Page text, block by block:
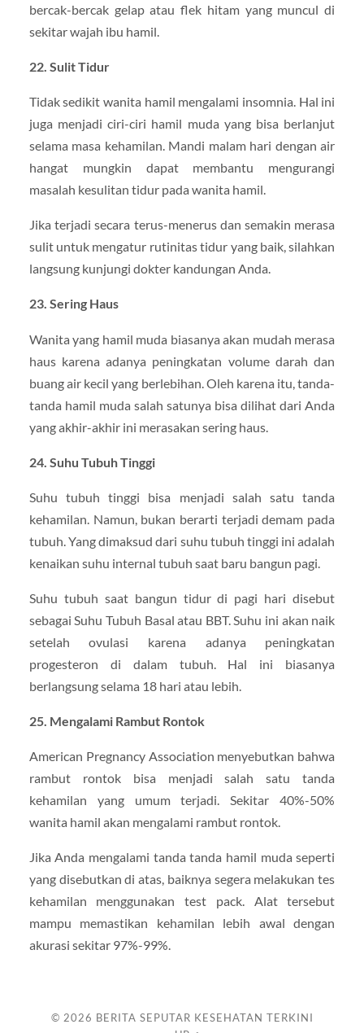
bercak-bercak gelap atau flek hitam yang muncul di
sekitar wajah ibu hamil.
22. Sulit Tidur
Tidak sedikit wanita hamil mengalami insomnia. Hal ini
juga menjadi ciri-ciri hamil muda yang bisa berlanjut
selama masa kehamilan. Mandi malam hari dengan air
hangat mungkin dapat membantu mengurangi
masalah kesulitan tidur pada wanita hamil.
Jika terjadi secara terus-menerus dan semakin merasa
sulit untuk mengatur rutinitas tidur yang baik, silahkan
langsung kunjungi dokter kandungan Anda.
23. Sering Haus
Wanita yang hamil muda biasanya akan mudah merasa
haus karena adanya peningkatan volume darah dan
buang air kecil yang berlebihan. Oleh karena itu, tanda-
tanda hamil muda salah satunya bisa dilihat dari Anda
yang akhir-akhir ini merasakan sering haus.
24. Suhu Tubuh Tinggi
Suhu tubuh tinggi bisa menjadi salah satu tanda
kehamilan. Namun, bukan berarti terjadi demam pada
tubuh. Yang dimaksud dari suhu tubuh tinggi ini adalah
kenaikan suhu internal tubuh saat baru bangun pagi.
Suhu tubuh saat bangun tidur di pagi hari disebut
sebagai Suhu Tubuh Basal atau BBT. Suhu ini akan naik
setelah ovulasi karena adanya peningkatan
progesteron di dalam tubuh. Hal ini biasanya
berlangsung selama 18 hari atau lebih.
25. Mengalami Rambut Rontok
American Pregnancy Association menyebutkan bahwa
rambut rontok bisa menjadi salah satu tanda
kehamilan yang umum terjadi. Sekitar 40%-50%
wanita hamil akan mengalami rambut rontok.
Jika Anda mengalami tanda tanda hamil muda seperti
yang disebutkan di atas, baiknya segera melakukan tes
kehamilan menggunakan test pack. Alat tersebut
mampu memastikan kehamilan lebih awal dengan
akurasi sekitar 97%-99%.
© 2026 BERITA SEPUTAR KESEHATAN TERKINI